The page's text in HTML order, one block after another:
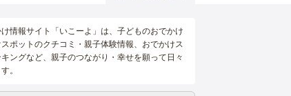
情報サイト「いこーよ」は、子どものおでかけ
ポットのクチコミ・親子体験情報、おでかけス
ングなど、親子のつながり・幸せを願って日々
。